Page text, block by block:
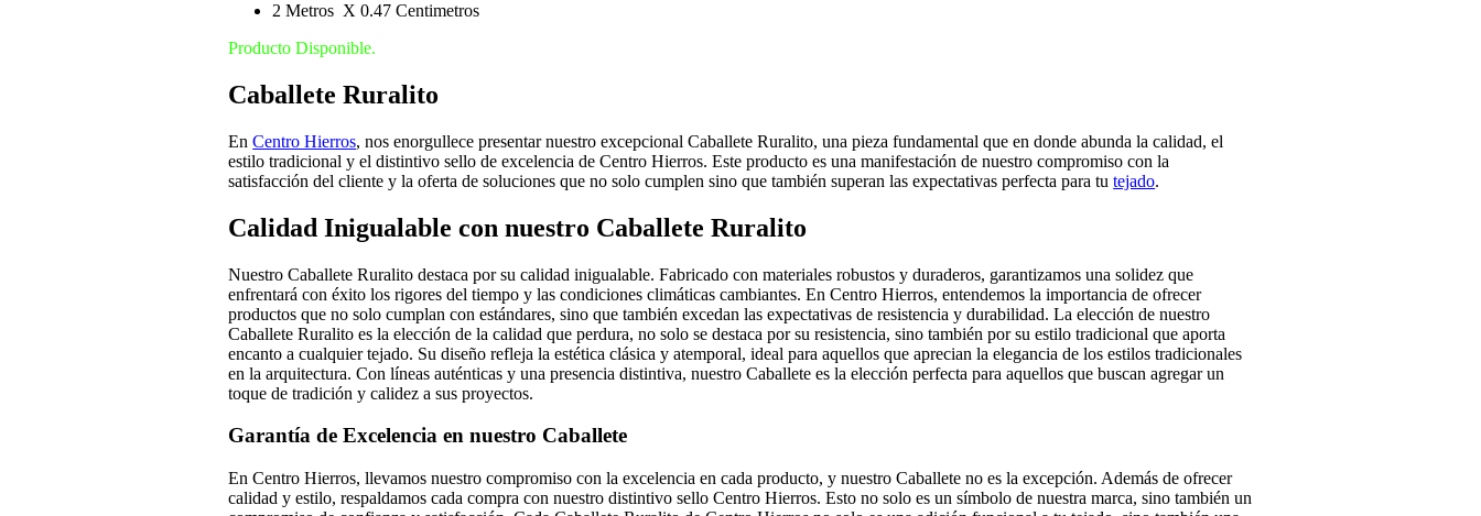
2 Metros X 0.47 Centimetros
Producto Disponible.
Caballete Ruralito
EnCentro Hierros, nos enorgullece presentar nuestro excepcional Caballete Ruralito, una pieza fundamental que en donde abunda la calidad, el
estilo tradicional y el distintivo sello de excelencia de Centro Hierros. Este producto es una manifestación de nuestro compromiso con la
satisfacción del cliente y la oferta de soluciones que no solo cumplen sino que también superan las expectativas perfecta para tutejado.
Calidad Inigualable con nuestro Caballete Ruralito
Nuestro Caballete Ruralito destaca por su calidad inigualable. Fabricado con materiales robustos y duraderos, garantizamos una solidez que
enfrentará con éxito los rigores del tiempo y las condiciones climáticas cambiantes. En Centro Hierros, entendemos la importancia de ofrecer
productos que no solo cumplan con estándares, sino que también excedan las expectativas de resistencia y durabilidad. La elección de nuestro
Caballete Ruralito es la elección de la calidad que perdura, no solo se destaca por su resistencia, sino también por su estilo tradicional que aporta
encanto a cualquier tejado. Su diseño refleja la estética clásica y atemporal, ideal para aquellos que aprecian la elegancia de los estilos tradicionales
en la arquitectura. Con líneas auténticas y una presencia distintiva, nuestro Caballete es la elección perfecta para aquellos que buscan agregar un
toque de tradición y calidez a sus proyectos.
Garantía de Excelencia en nuestro Caballete
En Centro Hierros, llevamos nuestro compromiso con la excelencia en cada producto, y nuestro Caballete no es la excepción. Además de ofrecer
calidad y estilo, respaldamos cada compra con nuestro distintivo sello Centro Hierros. Esto no solo es un símbolo de nuestra marca, sino también un